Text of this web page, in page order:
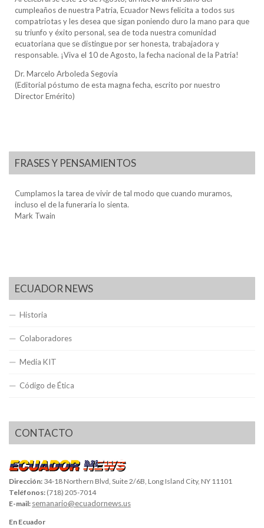
cumpleaños de nuestra Patria, Ecuador News felicita a todos sus
compatriotas y les desea que sigan poniendo duro la mano para que
su triunfo y éxito personal, sea de toda nuestra comunidad
ecuatoriana que se distingue por ser honesta, trabajadora y
responsable. ¡Viva el 10 de Agosto, la fecha nacional de la Patria!
Dr. Marcelo Arboleda Segovia
(Editorial póstumo de esta magna fecha, escrito por nuestro
Director Emérito)
FRASES Y PENSAMIENTOS
Cumplamos la tarea de vivir de tal modo que cuando muramos,
incluso el de la funeraria lo sienta.
Mark Twain
ECUADOR NEWS
Historia
Colaboradores
Media KIT
Código de Ética
CONTACTO
Dirección: 34-18 Northern Blvd, Suite 2/6B, Long Island City, NY 11101
Teléfonos: (718) 205-7014
E-mail: semanario@ecuadornews.us
En Ecuador